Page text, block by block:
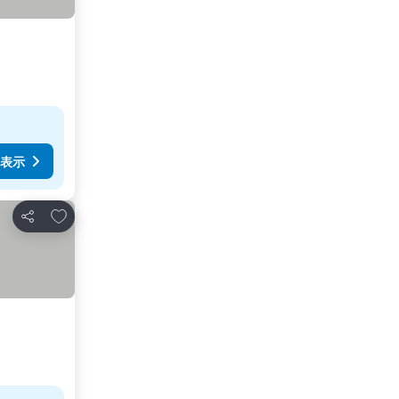
示
シェア
お気に入りに追加